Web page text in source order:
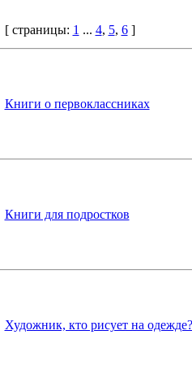
[ страницы: 1 ... 4, 5, 6]
Книги о первоклассниках
Книги для подростков
Художник, кто рисует на одежде?